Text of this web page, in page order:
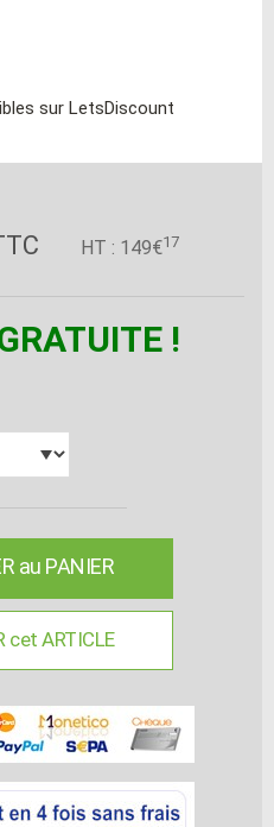
sur LetsDiscount
HT : 149€17
!
au PANIER
cet ARTICLE